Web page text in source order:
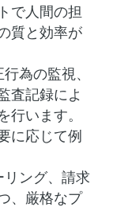
で人間の担
質と効率が
為の監視、
査記録によ
行います。
に応じて例
リング、請求
、厳格なプ